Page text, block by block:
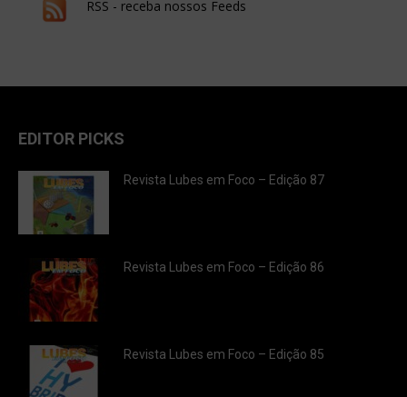
RSS - receba nossos Feeds
EDITOR PICKS
Revista Lubes em Foco – Edição 87
Revista Lubes em Foco – Edição 86
Revista Lubes em Foco – Edição 85